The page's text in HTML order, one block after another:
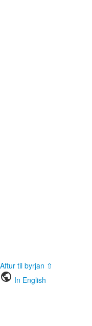
Aftur til byrjan ⇧
public In English